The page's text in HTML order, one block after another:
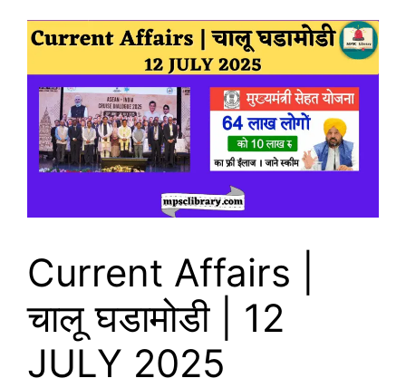
Current Affairs |
चालू घडामोडी | 12
JULY 2025